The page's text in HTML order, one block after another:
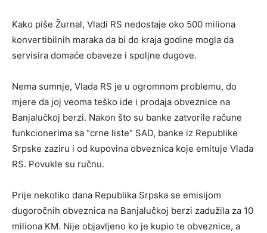
Kako piše Žurnal, Vladi RS nedostaje oko 500 miliona
konvertibilnih maraka da bi do kraja godine mogla da
servisira domaće obaveze i spoljne dugove.
Nema sumnje, Vlada RS je u ogromnom problemu, do
mjere da joj veoma teško ide i prodaja obveznice na
Banjalučkoj berzi. Nakon što su banke zatvorile račune
funkcionerima sa “crne liste” SAD, banke iz Republike
Srpske zaziru i od kupovina obveznica koje emituje Vlada
RS. Povukle su ručnu.
Prije nekoliko dana Republika Srpska se emisijom
dugoročnih obveznica na Banjalučkoj berzi zadužila za 10
miliona KM. Nije objavljeno ko je kupio te obveznice, a